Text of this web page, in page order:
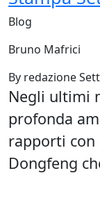
Blog
Bruno Mafrici
By redazione
Negli ultimi
profonda
rapporti
Dongfeng